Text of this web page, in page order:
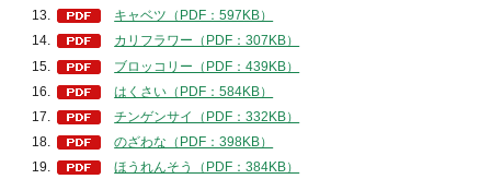
キャベツ（PDF：597KB）
カリフラワー（PDF：307KB）
ブロッコリー（PDF：439KB）
はくさい（PDF：584KB）
チンゲンサイ（PDF：332KB）
のざわな（PDF：398KB）
ほうれんそう（PDF：384KB）